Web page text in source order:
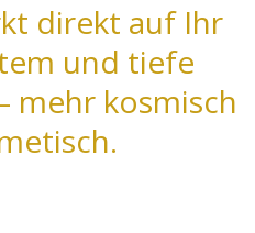
direkt auf Ihr
und tiefe
mehr kosmisch